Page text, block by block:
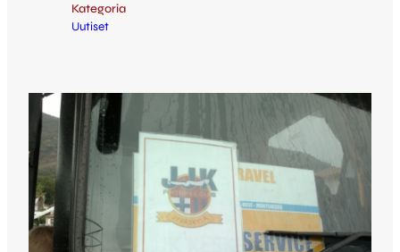
Kategoria
Uutiset